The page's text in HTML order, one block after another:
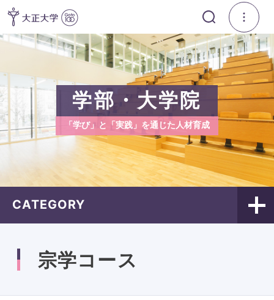
学部・大学院
「学び」と「実践」を通じた人材育成
CATEGORY
宗学コース